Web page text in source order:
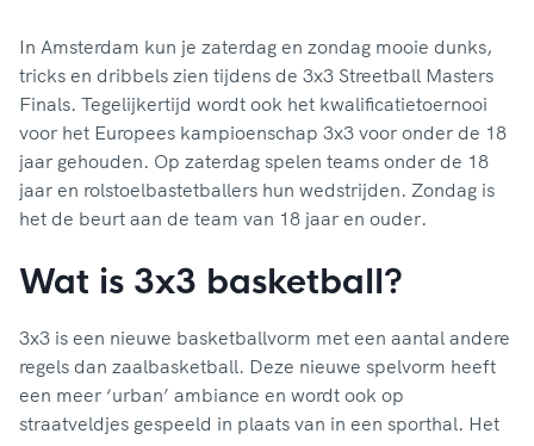
In Amsterdam kun je zaterdag en zondag mooie dunks,
tricks en dribbels zien tijdens de 3x3 Streetball Masters
Finals. Tegelijkertijd wordt ook het kwalificatietoernooi
voor het Europees kampioenschap 3x3 voor onder de 18
jaar gehouden. Op zaterdag spelen teams onder de 18
jaar en rolstoelbastetballers hun wedstrijden. Zondag is
het de beurt aan de team van 18 jaar en ouder.
Wat is 3x3 basketball?
3x3 is een nieuwe basketballvorm met een aantal andere
regels dan zaalbasketball. Deze nieuwe spelvorm heeft
een meer ‘urban’ ambiance en wordt ook op
straatveldjes gespeeld in plaats van in een sporthal. Het